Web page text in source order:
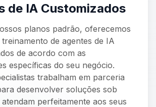
de IA Customizados
planos padrão, oferecemos
de agentes de IA
de acordo com as
específicas do seu negócio.
trabalham em parceria
desenvolver soluções sob
atendam perfeitamente aos seus